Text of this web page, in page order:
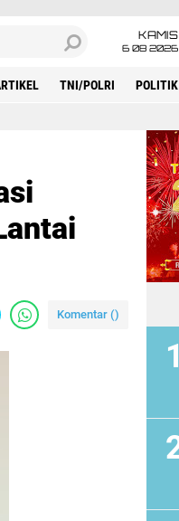
KAMIS
6 08 2026
TNI/POLRI POLITIK
Komentar ()